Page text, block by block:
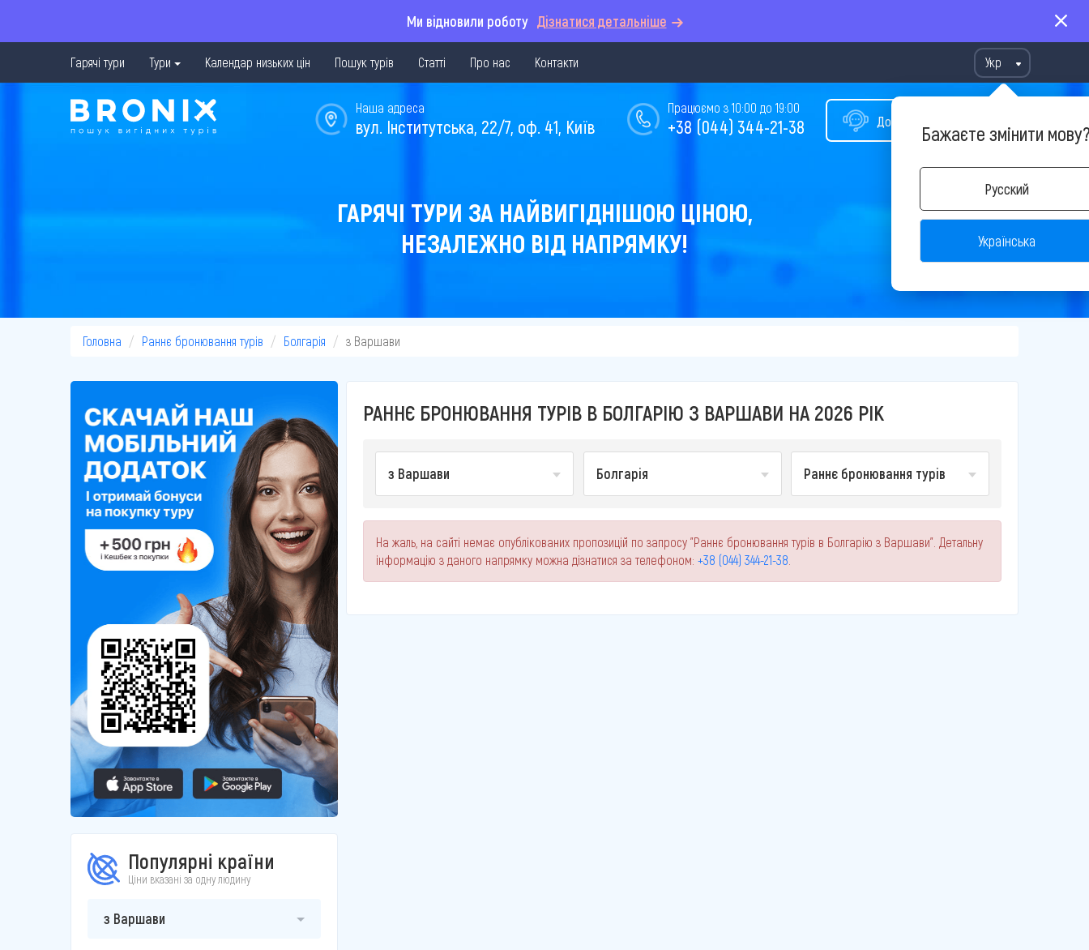
Ми відновили роботу Дізнатися детальніше
Гарячі тури Тури Календар низьких цін Пошук турів Статті Про нас Контакти Укр
Бажаєте змінити
Русский
Українська
Допомога у виборі туру
Працюємо з 10:00 до 19:00
+38 (044) 344-21-38
Наша адреса
вул. Інститутська, 22/7, оф. 41, Київ
ГАРЯЧІ ТУРИ ЗА НАЙВИГІДНІШОЮ ЦІНОЮ,
НЕЗАЛЕЖНО ВІД НАПРЯМКУ!
Головна Раннє бронювання турів Болгарія з Варшави
Популярні країни
Ціни вказані за одну людину
з Варшави
РАННЄ БРОНЮВАННЯ ТУРІВ В БОЛГАРІЮ З ВАРШАВИ НА 2026 РІК
з Варшави Болгарія Раннє бронювання турів
На жаль, на сайті немає опублікованих пропозицій по запросу "Раннє бронювання турів в Болгарію з Варшави". Детальну
інформацію з даного напрямку можна дізнатися за телефоном: +38 (044) 344-21-38